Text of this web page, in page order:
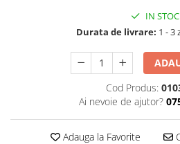
IN STOC
Durata de livrare: 1 - 3
Cod Produs:
Ai nevoie de ajutor?
Adauga la Favorite